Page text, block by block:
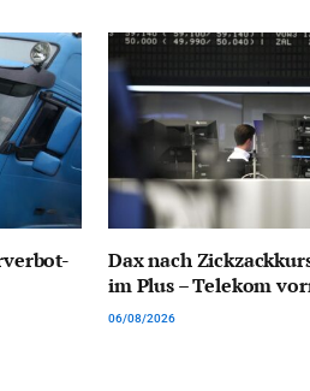
Dax nach
im Plus – Telekom
06/08/2026